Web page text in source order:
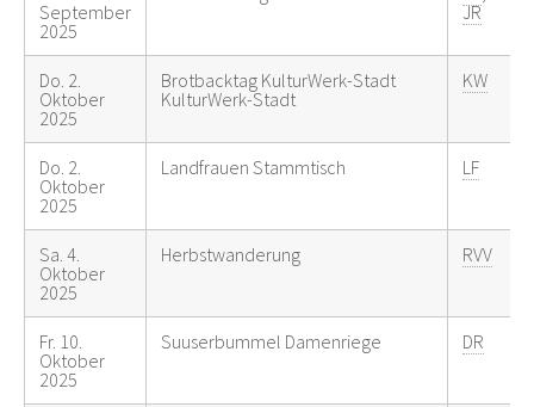
September
2025
JR
Do. 2.
Oktober
2025
Brotbacktag KulturWerk-Stadt
KulturWerk-Stadt
KW
Do. 2.
Oktober
2025
Landfrauen Stammtisch LF
Sa. 4.
Oktober
2025
Herbstwanderung RVV
Fr. 10.
Oktober
2025
Suuserbummel Damenriege DR